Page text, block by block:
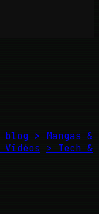
blog > Mangas &
Vidéos
> Tech &